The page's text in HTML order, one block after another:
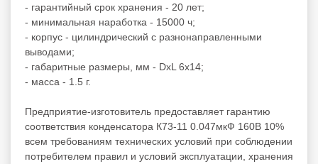
- гарантийный срок хранения - 20 лет;
- минимальная наработка - 15000 ч;
- корпус - цилиндрический с разнонаправленными
выводами;
- габаритные размеры, мм - DxL 6х14;
- масса - 1.5 г.
Предприятие-изготовитель предоставляет гарантию
соответствия конденсатора К73-11 0.047мкФ 160В 10%
всем требованиям технических условий при соблюдении
потребителем правил и условий эксплуатации, хранения